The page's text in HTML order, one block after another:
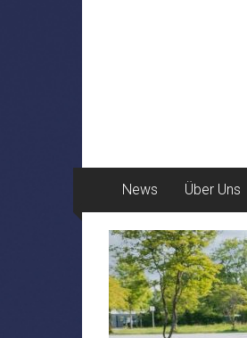
News Über Uns